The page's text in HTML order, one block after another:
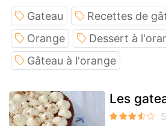
Gateau
Recettes de
Orange
Dessert à
Gâteau à l'orange
Les